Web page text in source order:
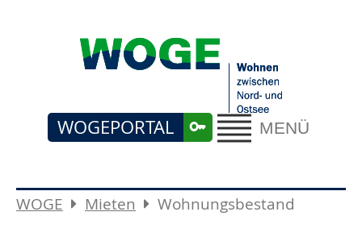
MENÜ
WOGEPORTAL
WOGE Mieten Wohnungsbestand